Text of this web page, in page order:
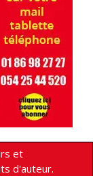
et
d'auteur.